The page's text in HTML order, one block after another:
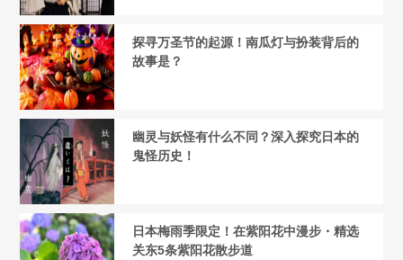
探寻万圣节的起源！南瓜灯与扮装背后的
故事是？
幽灵与妖怪有什么不同？深入探究日本的
鬼怪历史！
日本梅雨季限定！在紫阳花中漫步・精选
关东5条紫阳花散步道